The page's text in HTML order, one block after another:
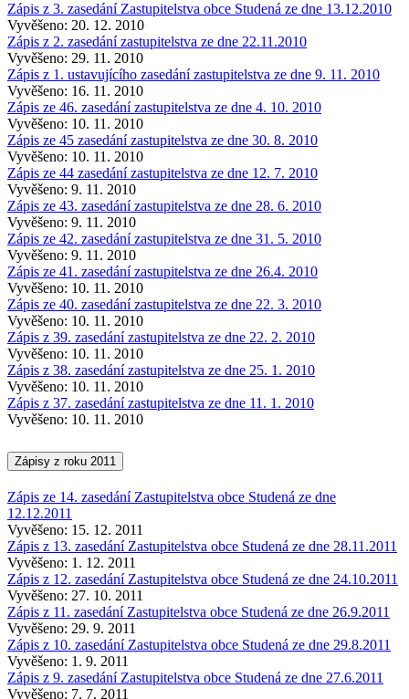
Zápis z 3. zasedání Zastupitelstva obce Studená ze dne 13.12.2010
Vyvěšeno: 20. 12. 2010
Zápis z 2. zasedání zastupitelstva ze dne 22.11.2010
Vyvěšeno: 29. 11. 2010
Zápis z 1. ustavujícího zasedání zastupitelstva ze dne 9. 11. 2010
Vyvěšeno: 16. 11. 2010
Zápis ze 46. zasedání zastupitelstva ze dne 4. 10. 2010
Vyvěšeno: 10. 11. 2010
Zápis ze 45 zasedání zastupitelstva ze dne 30. 8. 2010
Vyvěšeno: 10. 11. 2010
Zápis ze 44 zasedání zastupitelstva ze dne 12. 7. 2010
Vyvěšeno: 9. 11. 2010
Zápis ze 43. zasedání zastupitelstva ze dne 28. 6. 2010
Vyvěšeno: 9. 11. 2010
Zápis ze 42. zasedání zastupitelstva ze dne 31. 5. 2010
Vyvěšeno: 9. 11. 2010
Zápis ze 41. zasedání zastupitelstva ze dne 26.4. 2010
Vyvěšeno: 10. 11. 2010
Zápis ze 40. zasedání zastupitelstva ze dne 22. 3. 2010
Vyvěšeno: 10. 11. 2010
Zápis z 39. zasedání zastupitelstva ze dne 22. 2. 2010
Vyvěšeno: 10. 11. 2010
Zápis z 38. zasedání zastupitelstva ze dne 25. 1. 2010
Vyvěšeno: 10. 11. 2010
Zápis z 37. zasedání zastupitelstva ze dne 11. 1. 2010
Vyvěšeno: 10. 11. 2010
Zápisy z roku 2011
Zápis ze 14. zasedání Zastupitelstva obce Studená ze dne
12.12.2011
Vyvěšeno: 15. 12. 2011
Zápis z 13. zasedání Zastupitelstva obce Studená ze dne 28.11.2011
Vyvěšeno: 1. 12. 2011
Zápis z 12. zasedání Zastupitelstva obce Studená ze dne 24.10.2011
Vyvěšeno: 27. 10. 2011
Zápis z 11. zasedání Zastupitelstva obce Studená ze dne 26.9.2011
Vyvěšeno: 29. 9. 2011
Zápis z 10. zasedání Zastupitelstva obce Studená ze dne 29.8.2011
Vyvěšeno: 1. 9. 2011
Zápis z 9. zasedání Zastupitelstva obce Studená ze dne 27.6.2011
Vyvěšeno: 7. 7. 2011